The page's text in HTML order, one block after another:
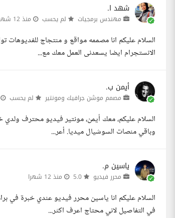
شهد ا.
مهندس برمجيات لم يحسب منذ 12 شهرا
السلام عليكم انا مصممه مواقع و منتجاج للفديوهات
الانستجرام ايضا يسعدنى العمل معك مع...
أيمن ب.
مصمم موشن جرافيك ومونتير لم يحسب
السلام عليكم، معك أيمن، مونتير فيديو محترف
وباقي منصات السوشيال ميديا. أعر...
ياسين م.
محرر فيديو منذ 12 شهرا
السلام عليكم انا ياسين محرر فيديو عندي خبرة في
في التفاصيل لاني محتاج اعرف اكثر...